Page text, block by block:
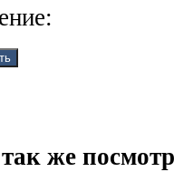
же